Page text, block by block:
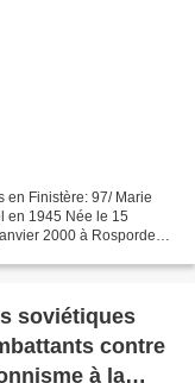
en Finistère: 97/ Marie
en 1945 Née le 15
2000 à Rosporden
soviétiques
contre
à la